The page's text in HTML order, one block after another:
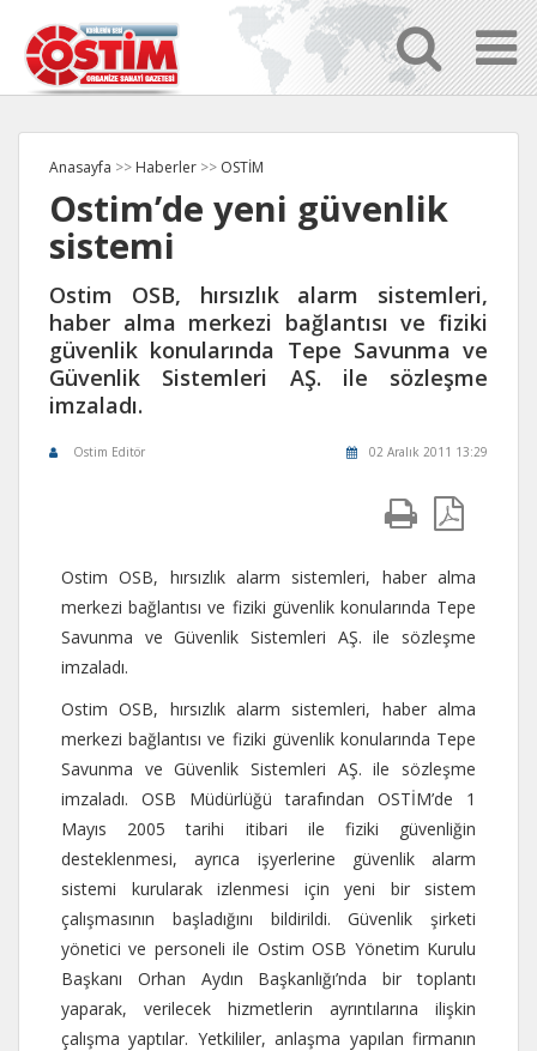
Anasayfa >> Haberler >> OSTİM
Ostim’de yeni güvenlik
sistemi
Ostim OSB, hırsızlık alarm sistemleri,
haber alma merkezi bağlantısı ve fiziki
güvenlik konularında Tepe Savunma ve
Güvenlik Sistemleri AŞ. ile sözleşme
imzaladı.
Ostim Editör 02 Aralık 2011 13:29
Ostim OSB, hırsızlık alarm sistemleri, haber alma
merkezi bağlantısı ve fiziki güvenlik konularında Tepe
Savunma ve Güvenlik Sistemleri AŞ. ile sözleşme
imzaladı.
Ostim OSB, hırsızlık alarm sistemleri, haber alma
merkezi bağlantısı ve fiziki güvenlik konularında Tepe
Savunma ve Güvenlik Sistemleri AŞ. ile sözleşme
imzaladı. OSB Müdürlüğü tarafından OSTİM’de 1
Mayıs 2005 tarihi itibari ile fiziki güvenliğin
desteklenmesi, ayrıca işyerlerine güvenlik alarm
sistemi kurularak izlenmesi için yeni bir sistem
çalışmasının başladığını bildirildi. Güvenlik şirketi
yönetici ve personeli ile Ostim OSB Yönetim Kurulu
Başkanı Orhan Aydın Başkanlığı’nda bir toplantı
yaparak, verilecek hizmetlerin ayrıntılarına ilişkin
çalışma yaptılar. Yetkililer, anlaşma yapılan firmanın